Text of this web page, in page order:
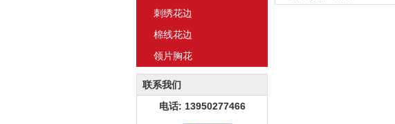
刺绣花边
棉线花边
领片胸花
联系我们
电话: 13950277466